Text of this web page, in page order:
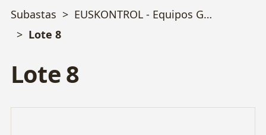
Subastas
EUSKONTROL - Equipos Geotecnia, Sondeos, Calidad y Ensayos varios - Bizkaia
Lote 8
Lote 8